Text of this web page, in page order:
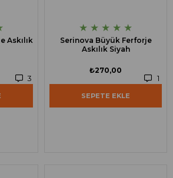
Askılık
3
★ ★ ★ ★ ★
Serinova Büyük Ferforje
Askılık Siyah
1
₺270,00
SEPETE EKLE